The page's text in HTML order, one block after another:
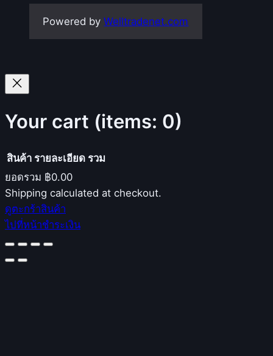
Powered byWelltradenet.com
Your cart (items: 0)
Products
in
cart
สินค้า รายละเอียด รวม
ยอดรวม ฿0.00
Shipping calculated at checkout.
ดูตะกร้าสินค้า
ไปที่หน้าชำระเงิน